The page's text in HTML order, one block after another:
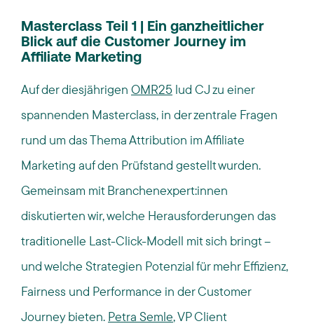
Masterclass Teil 1 | Ein ganzheitlicher
Blick auf die Customer Journey im
Affiliate Marketing
Auf der diesjährigen OMR25 lud CJ zu einer
spannenden Masterclass, in der zentrale Fragen
rund um das Thema Attribution im Affiliate
Marketing auf den Prüfstand gestellt wurden.
Gemeinsam mit Branchenexpert:innen
diskutierten wir, welche Herausforderungen das
traditionelle Last-Click-Modell mit sich bringt –
und welche Strategien Potenzial für mehr Effizienz,
Fairness und Performance in der Customer
Journey bieten. Petra Semle, VP Client